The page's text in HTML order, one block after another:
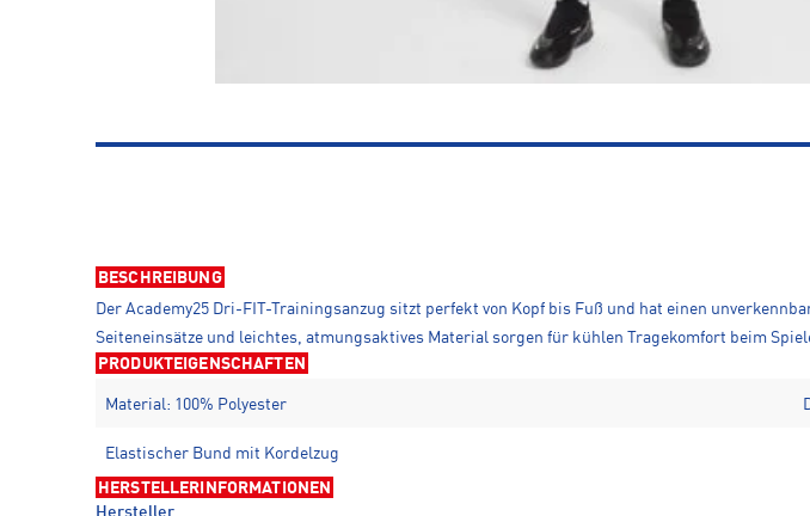
BESCHREIBUNG
Der Academy25 Dri-FIT-Trainingsanzug sitzt perfekt von Kopf bis Fuß und hat einen
Seiteneinsätze und leichtes, atmungsaktives Material sorgen für kühlen Tragekomfort beim
PRODUKTEIGENSCHAFTEN
Material: 100% Polyester
Elastischer Bund mit Kordelzug
HERSTELLERINFORMATIONEN
Hersteller